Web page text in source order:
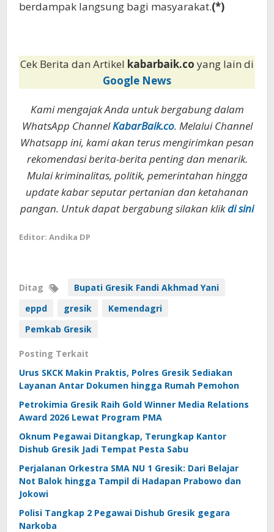
berdampak langsung bagi masyarakat.(*)
Cek Berita dan Artikel kabarbaik.co yang lain di
Google News
Kami mengajak Anda untuk bergabung dalam
WhatsApp ChannelKabarBaik.co. Melalui Channel
Whatsapp ini, kami akan terus mengirimkan pesan
rekomendasi berita-berita penting dan menarik.
Mulai kriminalitas, politik, pemerintahan hingga
update kabar seputar pertanian dan ketahanan
pangan. Untuk dapat bergabung silakan klikdi sini
Editor: Andika DP
Ditag
Bupati Gresik Fandi Akhmad Yani
eppd
gresik
Kemendagri
Pemkab Gresik
Posting Terkait
Urus SKCK Makin Praktis, Polres Gresik Sediakan
Layanan Antar Dokumen hingga Rumah Pemohon
Petrokimia Gresik Raih Gold Winner Media Relations
Award 2026 Lewat Program PMA
Oknum Pegawai Ditangkap, Terungkap Kantor
Dishub Gresik Jadi Tempat Pesta Sabu
Perjalanan Orkestra SMA NU 1 Gresik: Dari Belajar
Not Balok hingga Tampil di Hadapan Prabowo dan
Jokowi
Polisi Tangkap 2 Pegawai Dishub Gresik gegara
Narkoba